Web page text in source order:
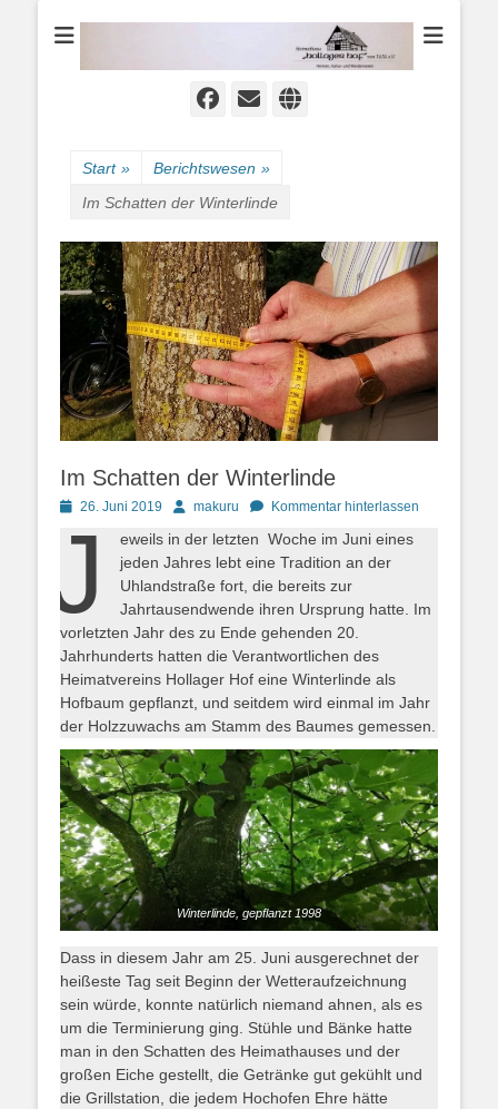
Heimathaus
Hollager Hof v.
Facebook
E-
Website
Start » Berichtswesen »
Im Schatten der Winterlinde
Im Schatten der Winterlinde
Posted26. Juni 2019 Autormakuru Kommentar hinterlassen
J
eweils in der letzten Woche im Juni eines
jeden Jahres lebt eine Tradition an der
Uhlandstraße fort, die bereits zur
Jahrtausendwende ihren Ursprung hatte. Im
vorletzten Jahr des zu Ende gehenden 20.
Jahrhunderts hatten die Verantwortlichen des
Heimatvereins Hollager Hof eine Winterlinde als
Hofbaum gepflanzt, und seitdem wird einmal im Jahr
der Holzzuwachs am Stamm des Baumes gemessen.
Winterlinde, gepflanzt 1998
Dass in diesem Jahr am 25. Juni ausgerechnet der
heißeste Tag seit Beginn der Wetteraufzeichnung
sein würde, konnte natürlich niemand ahnen, als es
um die Terminierung ging. Stühle und Bänke hatte
man in den Schatten des Heimathauses und der
großen Eiche gestellt, die Getränke gut gekühlt und
die Grillstation, die jedem Hochofen Ehre hätte